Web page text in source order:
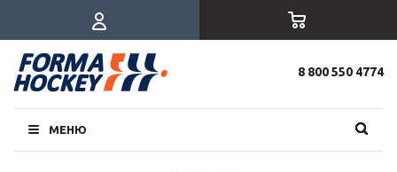
8 800 550 4774
МЕНЮ